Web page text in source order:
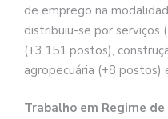
de emprego na
distribuiu-se por serviços
(+3.151 postos),
agropecuária (+8 postos)
Trabalho em Regime